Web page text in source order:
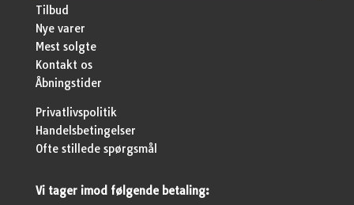
Tilbud
Nye varer
Mest solgte
Kontakt os
Åbningstider
Privatlivspolitik
Handelsbetingelser
Ofte stillede spørgsmål
Vi tager imod følgende betaling: